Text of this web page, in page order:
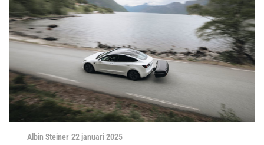
Albin Steiner 22 januari 2025